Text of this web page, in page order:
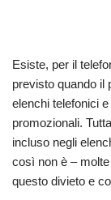
Esiste, per il
previsto quando il
elenchi telefonici
promozionali.
incluso negli
così non è –
questo divieto e